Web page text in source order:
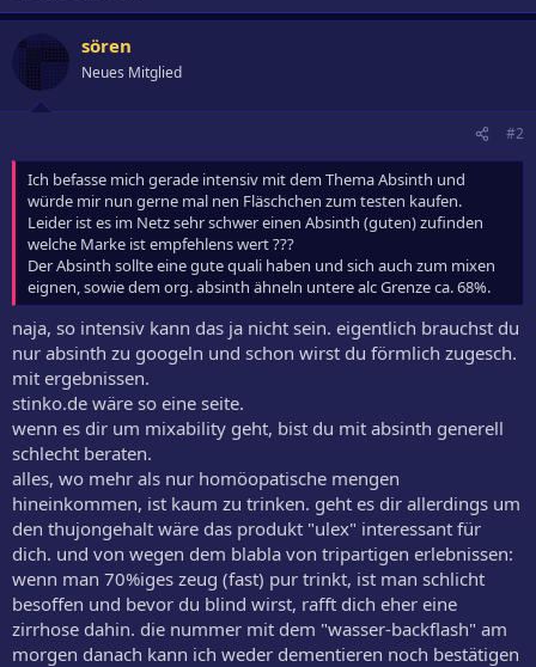
sören
Neues Mitglied
#2
Ich befasse mich gerade intensiv mit dem Thema Absinth und
würde mir nun gerne mal nen Fläschchen zum testen kaufen.
Leider ist es im Netz sehr schwer einen Absinth (guten) zufinden
welche Marke ist empfehlens wert ???
Der Absinth sollte eine gute quali haben und sich auch zum mixen
eignen, sowie dem org. absinth ähneln untere alc Grenze ca. 68%.
naja, so intensiv kann das ja nicht sein. eigentlich brauchst du
nur absinth zu googeln und schon wirst du förmlich zugesch.
mit ergebnissen.
stinko.de wäre so eine seite.
wenn es dir um mixability geht, bist du mit absinth generell
schlecht beraten.
alles, wo mehr als nur homöopatische mengen
hineinkommen, ist kaum zu trinken. geht es dir allerdings um
den thujongehalt wäre das produkt "ulex" interessant für
dich. und von wegen dem blabla von tripartigen erlebnissen:
wenn man 70%iges zeug (fast) pur trinkt, ist man schlicht
besoffen und bevor du blind wirst, rafft dich eher eine
zirrhose dahin. die nummer mit dem "wasser-backflash" am
morgen danach kann ich weder dementieren noch bestätigen